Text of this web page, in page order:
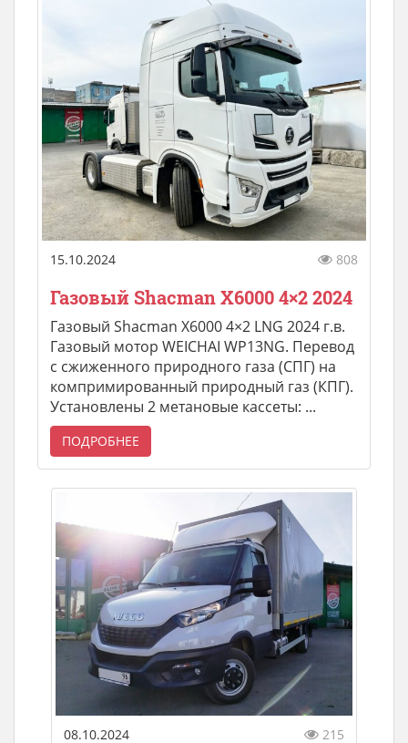
15.10.2024 808
Газовый Shacman X6000 4×2 2024
Газовый Shacman X6000 4×2 LNG 2024 г.в.
Газовый мотор WEICHAI WP13NG. Перевод
с сжиженного природного газа (СПГ) на
компримированный природный газ (КПГ).
Установлены 2 метановые кассеты: ...
ПОДРОБНЕЕ
08.10.2024 215